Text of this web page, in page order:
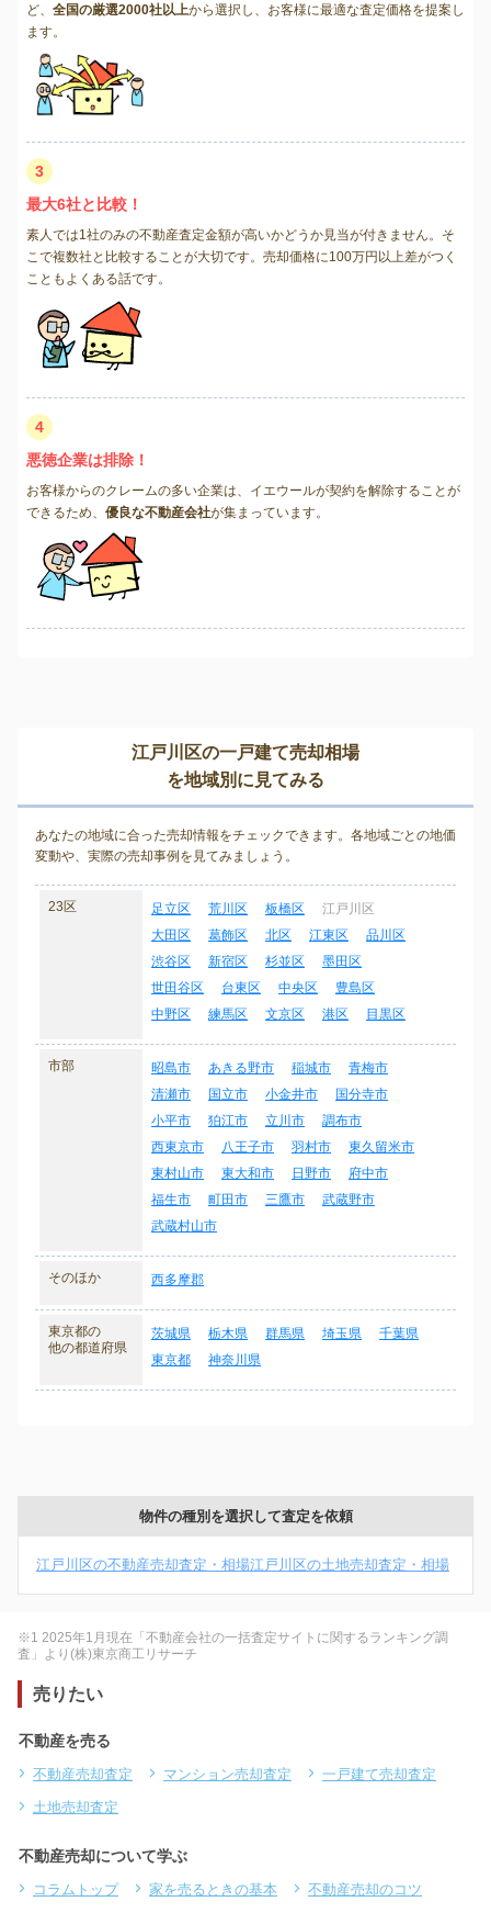
ど、 全国の厳選2000社以上から選択し、お客様に最適な査定価格を提案し
ます。
3
最大6社と比較！
素人では1社のみの不動産査定金額が高いかどうか見当が付きません。そ
こで複数社と比較することが大切です。売却価格に100万円以上差がつく
こともよくある話です。
4
悪徳企業は排除！
お客様からのクレームの多い企業は、イエウールが契約を解除することが
できるため、 優良な不動産会社が集まっています。
江戸川区の一戸建て売却相場
を地域別に見てみる
あなたの地域に合った売却情報をチェックできます。各地域ごとの地価
変動や、実際の売却事例を見てみましょう。
23区 足立区 荒川区 板橋区
江戸川区
大田区
葛飾区 北区 江東区
品川区
渋谷区
新宿区 杉並区
墨田区
世田谷区
台東区 中央区
豊島区
中野区
練馬区 文京区 港区 目黒区
市部 昭島市 あきる野市 稲城市
青梅市
清瀬市
国立市 小金井市
国分寺市
小平市
狛江市 立川市
調布市
西東京市
八王子市 羽村市
東久留米市
東村山市
東大和市 日野市
府中市
福生市
町田市 三鷹市
武蔵野市
武蔵村山市
そのほか 西多摩郡
東京都の
他の都道府県
茨城県 栃木県 群馬県 埼玉県
千葉県
東京都
神奈川県
物件の種別を選択して査定を依頼
江戸川区の不動産売却査定・相場江戸川区の土地売却査定・相場
※1 2025年1月現在「不動産会社の一括査定サイトに関するランキング調
査」より(株)東京商工リサーチ
売りたい
不動産を売る
不動産売却査定 マンション売却査定
一戸建て売却査定
土地売却査定
不動産売却について学ぶ
コラムトップ 家を売るときの基本
不動産売却のコツ